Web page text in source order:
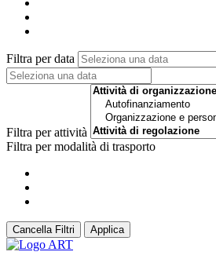
Filtra per data
Filtra per attività
Filtra per modalità di trasporto
Cancella Filtri Applica